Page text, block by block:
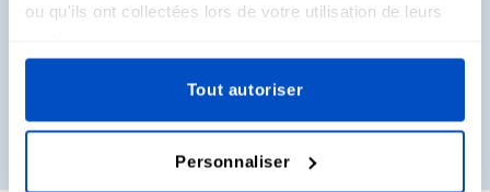
ou qu'ils ont collectées lors de votre utilisation de leurs
Tout autoriser
Personnaliser
Vous voulez voir et toucher de vraies étiquettes avant de
Obtenez des échantillons